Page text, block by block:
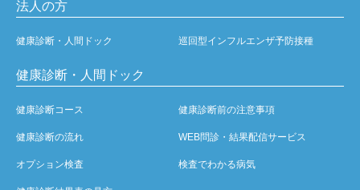
法人の方
健康診断・人間ドック 巡回型インフルエンザ予防接種
健康診断・人間ドック
健康診断コース 健康診断前の注意事項
健康診断の流れ WEB問診・結果配信サービス
オプション検査 検査でわかる病気